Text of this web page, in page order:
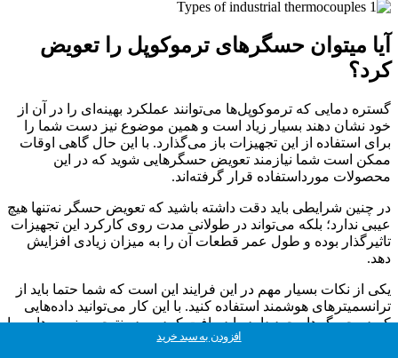
اطلاعات بیشتر
اطلاعات بیشتر
اطلاعات بیشتر
اطلاعات بیشتر
اطلاعات بیشتر
اطلاعات بیشتر
اطلاعات بیشتر
افزودن به سبد خرید
افزودن به سبد خرید
افزودن به سبد خرید
اطلاعات بیشتر
افزودن به سبد خرید
آیا میتوان حسگرهای ترموکوپل را تعویض
کرد؟
گستره دمایی که ترموکوپل‌ها می‌توانند عملکرد بهینه‌ای را در آن از
خود نشان دهند بسیار زیاد است و همین موضوع نیز دست شما را
برای استفاده از این تجهیزات باز می‌گذارد. با این حال گاهی اوقات
ممکن است شما نیازمند تعویض حسگرهایی شوید که در این
محصولات مورداستفاده قرار گرفته‌اند.
در چنین شرایطی باید دقت داشته باشید که تعویض حسگر نه‌تنها هیچ
عیبی ندارد؛ بلکه می‌تواند در طولانی مدت روی کارکرد این تجهیزات
تاثیرگذار بوده و طول عمر قطعات آن را به میزان زیادی افزایش
دهد.
یکی از نکات بسیار مهم در این فرایند این است که شما حتما باید از
ترانسمیترهای هوشمند استفاده کنید. با این کار می‌توانید داده‌هایی
که در حسگرها وجود دارد را دریافت کرده و در نتیجه سنسورهایی را
برای خرید و تعویض سنسور فعلی انتخاب کنید که عملکرد و کارایی